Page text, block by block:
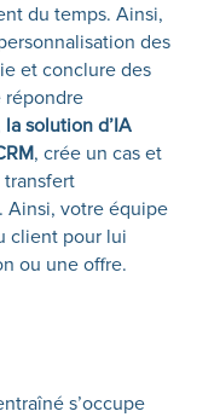
du temps. Ainsi,
des
et conclure des
répondre
la solution d’IA
, crée un cas et
transfert
Ainsi, votre équipe
client pour lui
ou une offre.
s’occupe